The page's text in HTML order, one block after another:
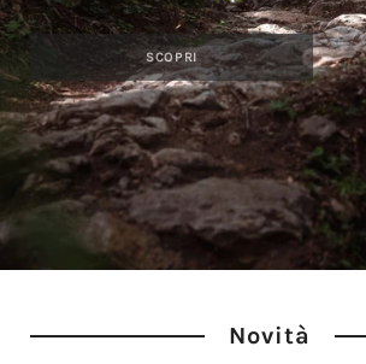
SCOPRI
Novità